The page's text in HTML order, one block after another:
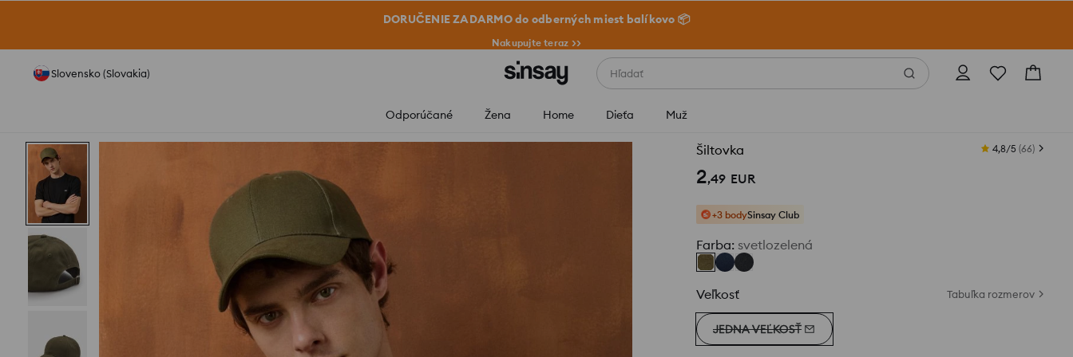
DORUČENIE ZADARMO do odberných miest balíkovo 📦
Nakupujte teraz >>
Slovensko (Slovakia) Hľadať
Odporúčané Žena Home Dieťa Muž
Šiltovka 4,8/5 (66)
2,49 EUR
+3 bodySinsay Club
Farba: svetlozelená
Veľkosť Tabuľka rozmerov
JEDNA VEĽKOSŤ